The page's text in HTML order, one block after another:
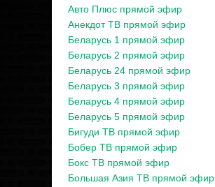
Авто Плюс прямой эфир
Анекдот ТВ прямой эфир
Беларусь 1 прямой эфир
Беларусь 2 прямой эфир
Беларусь 24 прямой эфир
Беларусь 3 прямой эфир
Беларусь 4 прямой эфир
Беларусь 5 прямой эфир
Бигуди ТВ прямой эфир
Бобер ТВ прямой эфир
Бокс ТВ прямой эфир
Большая Азия ТВ прямой эфир